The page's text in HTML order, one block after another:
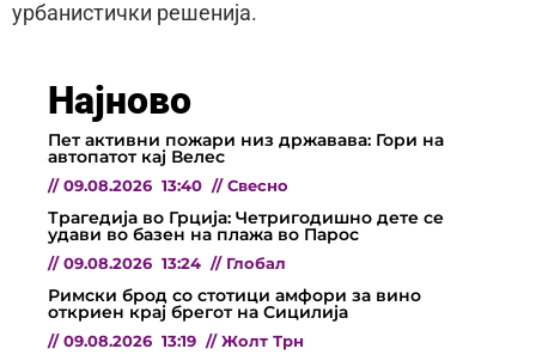
урбанистички решенија.
Најново
Пет активни пожари низ државава: Гори на
автопатот кај Велес
// 09.08.2026 13:40 // Свесно
Трагедија во Грција: Четригодишно дете се
удави во базен на плажа во Парос
// 09.08.2026 13:24 // Глобал
Римски брод со стотици амфори за вино
откриен крај брегот на Сицилија
// 09.08.2026 13:19 // Жолт Трн